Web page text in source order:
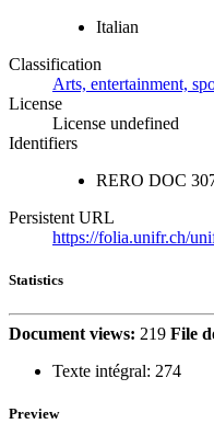
Italian
Classification
Arts, entertainment,
License
License undefined
Identifiers
RERO DOC
Persistent URL
https://folia.unifr.ch/
Statistics
Document views: 219 File
Texte intégral: 274
Preview